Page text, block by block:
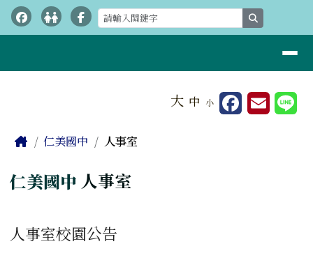
跳至主內容區
桃園市立仁美國中 search
⏸
大 中 小
主內容區域
Home仁美國中 人事室
仁美國中 人事室
人事室校園公告
頁尾區域